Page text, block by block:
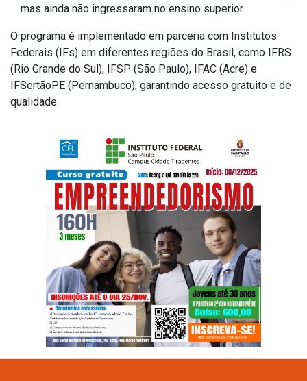
mas ainda não ingressaram no ensino superior.
O programa é implementado em parceria com Institutos
Federais (IFs) em diferentes regiões do Brasil, como IFRS
(Rio Grande do Sul), IFSP (São Paulo), IFAC (Acre) e
IFSertãoPE (Pernambuco), garantindo acesso gratuito e de
qualidade.